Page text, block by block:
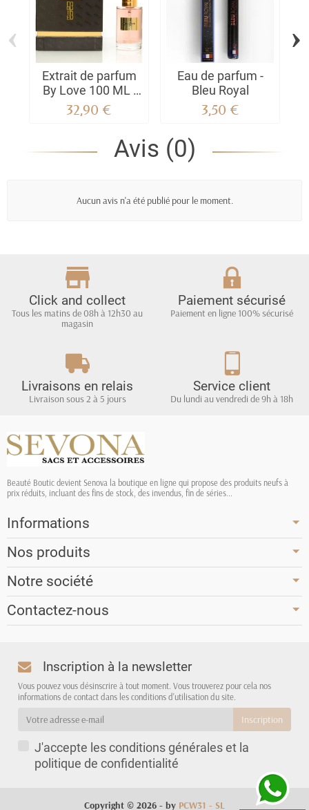
Extrait de parfum
By Love 100 ML |
Authentique Note
33
32,90 €
Eau de parfum -
Bleu Royal
3,50 €
‹ ›
Avis (0)
Aucun avis n'a été publié pour le moment.
Click and collect
Tous les matins de 08h à 12h30 au
magasin
Paiement sécurisé
Paiement en ligne 100% sécurisé
Livraisons en relais
Livraison sous 2 à 5 jours
Service client
Du lundi au vendredi de 9h à 18h
Beauté Boutic devient Senova la boutique en ligne qui propose des produits neufs à
prix réduits, incluant des fins de stock, des invendus, fin de séries...
Informations
Nos produits
Notre société
Contactez-nous
Inscription à la newsletter
Vous pouvez vous désinscrire à tout moment. Vous trouverez pour cela nos
informations de contact dans les conditions d'utilisation du site.
J'accepte les conditions générales et la
politique de confidentialité
Copyright © 2026 - by PCW31 - SL